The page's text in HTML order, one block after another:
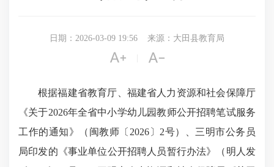
日期：2026-03-09 19:56 来源：大田县教育局
 
根据福建省教育厅、福建省人力资源和社会保障厅
《关于2026年全省中小学幼儿园教师公开招聘笔试服务
工作的通知》（闽教师〔 2026 〕 2号）、三明市公务员
局印发的《事业单位公开招聘人员暂行办法》（明人发